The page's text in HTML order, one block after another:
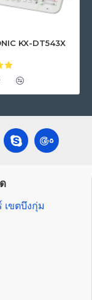
KX-DT543X
ขตบึงกุ่ม